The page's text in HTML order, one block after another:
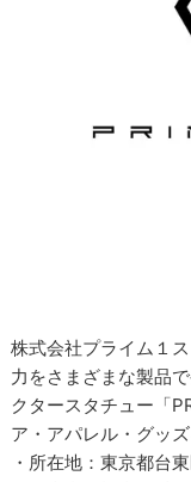
株式会社プライム１
力をさまざまな製品
クタースタチュー「
ア・アパレル・グッ
・所在地：東京都台